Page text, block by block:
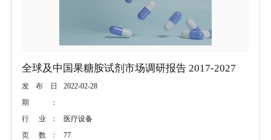
全球及中国果糖胺试剂市场调研报告 2017-2027
发布日
期：
2022-02-28
行 业：
医疗设备
页 数：
77